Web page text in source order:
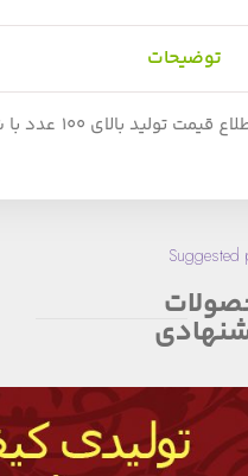
توضیحات
با شماره تلفن 09124152407 تماس بگیرید.
Suggested